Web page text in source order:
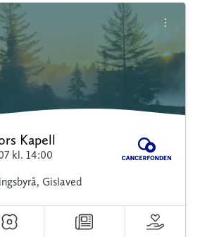
Kapell
kl. 14:00
Gislaved